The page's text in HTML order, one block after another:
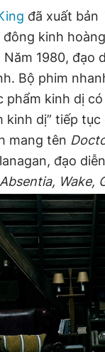
đã xuất bản
kinh
1980, đạo
Bộ phim
kinh dị
kinh dị” tiếp
mang tên
đạo
Wake,